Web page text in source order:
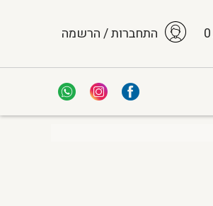
0 התחברות / הרשמה